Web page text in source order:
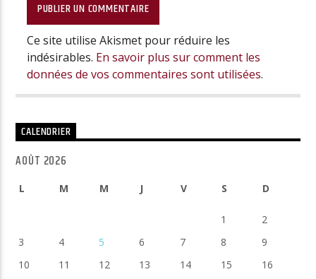
Ce site utilise Akismet pour réduire les
indésirables. En savoir plus sur comment les
données de vos commentaires sont utilisées.
CALENDRIER
AOÛT 2026
L M M J V S D
1
2
3
4 5 6 7 8
9
10
11 12 13 14 15
16